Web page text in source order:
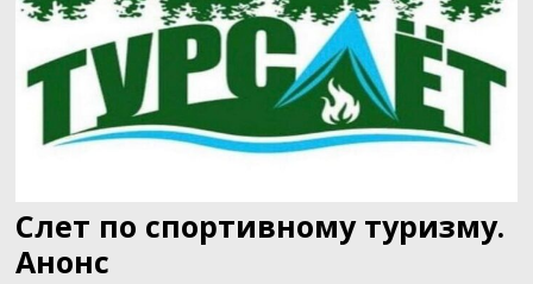
Слет по спортивному туризму.
Анонс